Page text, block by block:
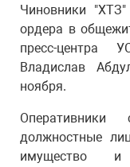
Чиновники
ордера в
пресс-центра
Владислав
ноября.
Оперативники
должностные
имущество и